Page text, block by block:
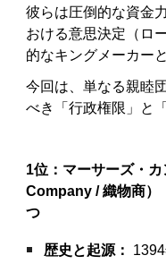
彼らは圧倒的な資金
おける意思決定（ロ
的なキングメーカー
今回は、単なる親睦
べき「行政権限」と
1位：マーサーズ・
Company / 織物商）
つ
歴史と起源：